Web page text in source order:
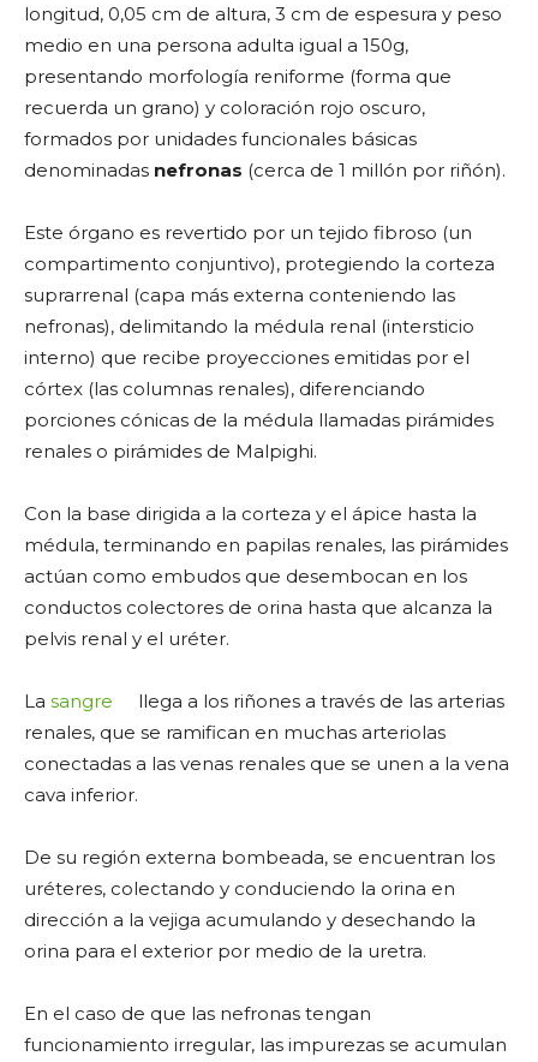
longitud, 0,05 cm de altura, 3 cm de espesura y peso
medio en una persona adulta igual a 150g,
presentando morfología reniforme (forma que
recuerda un grano) y coloración rojo oscuro,
formados por unidades funcionales básicas
denominadas nefronas (cerca de 1 millón por riñón).
Este órgano es revertido por un tejido fibroso (un
compartimento conjuntivo), protegiendo la corteza
suprarrenal (capa más externa conteniendo las
nefronas), delimitando la médula renal (intersticio
interno) que recibe proyecciones emitidas por el
córtex (las columnas renales), diferenciando
porciones cónicas de la médula llamadas pirámides
renales o pirámides de Malpighi.
Con la base dirigida a la corteza y el ápice hasta la
médula, terminando en papilas renales, las pirámides
actúan como embudos que desembocan en los
conductos colectores de orina hasta que alcanza la
pelvis renal y el uréter.
La sangre
llega a los riñones a través de las arterias
renales, que se ramifican en muchas arteriolas
conectadas a las venas renales que se unen a la vena
cava inferior.
De su región externa bombeada, se encuentran los
uréteres, colectando y conduciendo la orina en
dirección a la vejiga acumulando y desechando la
orina para el exterior por medio de la uretra.
En el caso de que las nefronas tengan
funcionamiento irregular, las impurezas se acumulan